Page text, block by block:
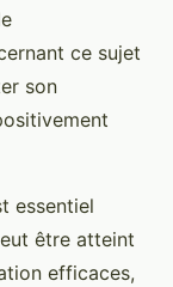
ce sujet
son
essentiel
être atteint
efficaces,